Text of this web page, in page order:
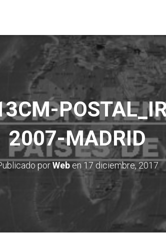
2007-MADRID
porWeb en 17 diciembre, 2017